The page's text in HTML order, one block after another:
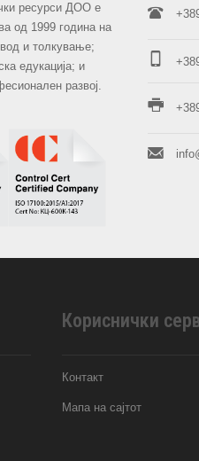
ресурси ДОО е
oд 1999 година на
и толкување;
едукација; и
развој.
Кориснички
Контакт
Мапа на сајтот